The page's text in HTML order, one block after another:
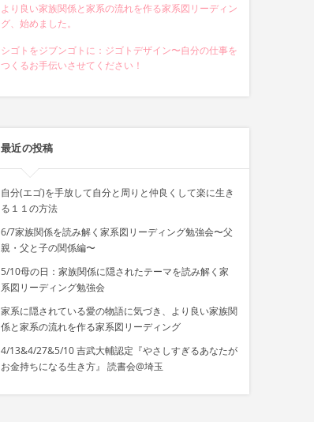
より良い家族関係と家系の流れを作る家系図リーディン
グ、始めました。
シゴトをジブンゴトに：ジゴトデザイン〜自分の仕事を
つくるお手伝いさせてください！
最近の投稿
自分(エゴ)を手放して自分と周りと仲良くして楽に生き
る１１の方法
6/7家族関係を読み解く家系図リーディング勉強会〜父
親・父と子の関係編〜
5/10母の日：家族関係に隠されたテーマを読み解く家
系図リーディング勉強会
家系に隠されている愛の物語に気づき、より良い家族関
係と家系の流れを作る家系図リーディング
4/13&4/27&5/10 吉武大輔認定『やさしすぎるあなたが
お金持ちになる生き方』 読書会@埼玉